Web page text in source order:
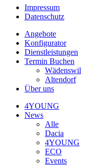
Impressum
Datenschutz
Angebote
Konfigurator
Dienstleistungen
Termin Buchen
Wädenswil
Altendorf
Über uns
4YOUNG
News
Alle
Dacia
4YOUNG
ECO
Events